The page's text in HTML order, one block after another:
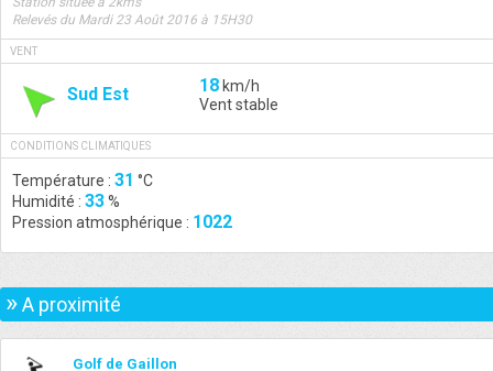
Relevés du Mardi 23 Août 2016 à 15H30
VENT
Sud Est 18 km/h
Vent stable
CONDITIONS CLIMATIQUES
Température : 31 °C
Humidité : 33%
Pression atmosphérique : 1022
»A proximité
Golf de Gaillon